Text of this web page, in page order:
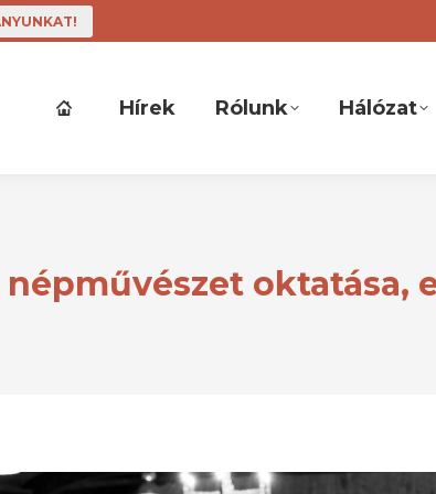
Hírek Rólunk Hálózat
népművészet oktatása,